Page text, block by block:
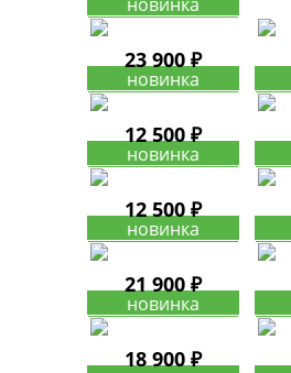
23 900 ₽
12 500 ₽
12 500 ₽
21 900 ₽
18 900 ₽